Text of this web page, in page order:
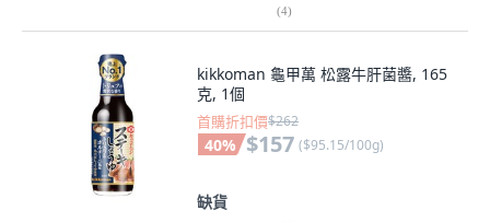
(4)
kikkoman 龜甲萬 松露牛肝菌醬, 165
克, 1個
首購折扣價$262
40% $157 ($95.15/100g)
缺貨